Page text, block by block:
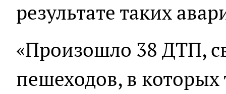
результате таких
«Произошло 38 ДТП,
пешеходов, в которых